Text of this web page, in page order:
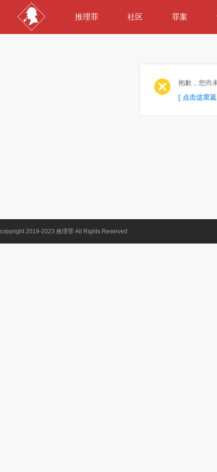
推理罪 社区 罪案
抱歉，您尚
[ 点击这里
copyright 2019-2023 推理罪 All Rights Reserved